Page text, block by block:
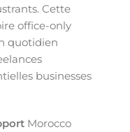
Cette
office-only
quotidien
businesses
Morocco